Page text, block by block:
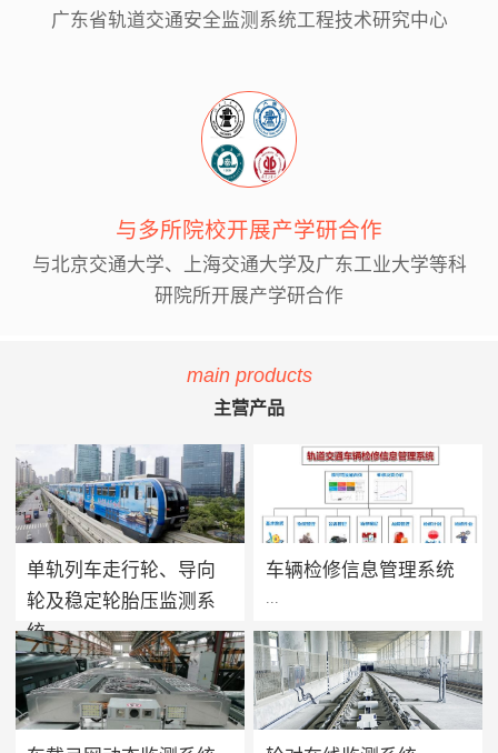
广东省轨道交通安全监测系统工程技术研究中心
与多所院校开展产学研合作
与北京交通大学、上海交通大学及广东工业大学等科
研院所开展产学研合作
main products
主营产品
单轨列车走行轮、导向
轮及稳定轮胎压监测系
统
...
单轨列车胎压监测系统用于实
时监测单轨列车走行轮、导向
轮及稳定轮的轮胎气压及温度
车辆检修信息管理系统
方案价值 · 提升设备可靠性：
系统将车辆维保工作聚焦在提
高设备可靠性上，促进被动维